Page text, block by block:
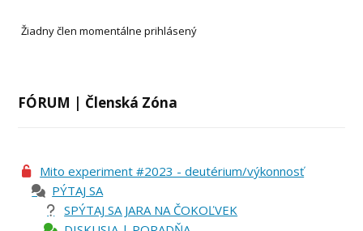
Žiadny člen momentálne prihlásený
FÓRUM | Členská Zóna
Mito experiment #2023 - deutérium/výkonnosť
PÝTAJ SA
SPÝTAJ SA JARA NA ČOKOĽVEK